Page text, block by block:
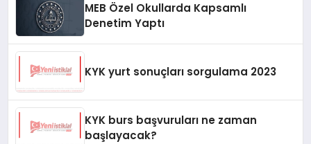
MEB Özel Okullarda Kapsamlı
Denetim Yaptı
KYK yurt sonuçları sorgulama 2023
KYK burs başvuruları ne zaman
başlayacak?